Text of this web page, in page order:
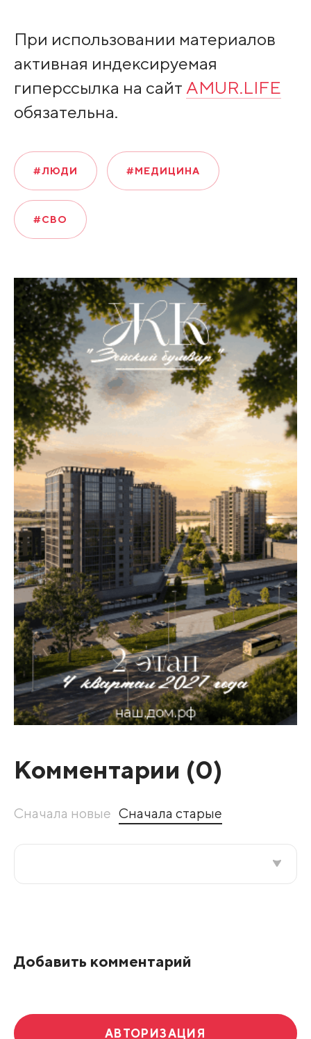
При использовании материалов
активная индексируемая
гиперссылка на сайт AMUR.LIFE
обязательна.
#ЛЮДИ #МЕДИЦИНА
#СВО
Комментарии (0)
Сначала новые Сначала старые
Добавить комментарий
АВТОРИЗАЦИЯ